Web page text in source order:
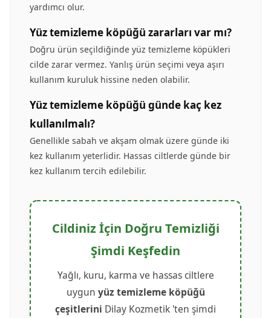
yardımcı olur.
Yüz temizleme köpüğü zararları var mı?
Doğru ürün seçildiğinde yüz temizleme köpükleri
cilde zarar vermez. Yanlış ürün seçimi veya aşırı
kullanım kuruluk hissine neden olabilir.
Yüz temizleme köpüğü günde kaç kez
kullanılmalı?
Genellikle sabah ve akşam olmak üzere günde iki
kez kullanım yeterlidir. Hassas ciltlerde günde bir
kez kullanım tercih edilebilir.
Cildiniz İçin Doğru Temizliği
Şimdi Keşfedin
Yağlı, kuru, karma ve hassas ciltlere
uygun yüz temizleme köpüğü
çeşitlerini Dilay Kozmetik 'ten şimdi